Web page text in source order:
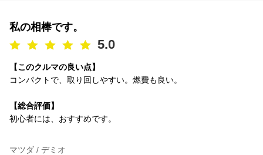
私の相棒です。
5.0
【このクルマの良い点】
コンパクトで、取り回しやすい。燃費も良い。
【総合評価】
初心者には、おすすめです。
マツダ / デミオ